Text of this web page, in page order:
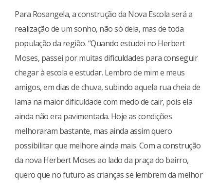
Para Rosangela, a construção da Nova Escola será a
realização de um sonho, não só dela, mas de toda
população da região. “Quando estudei no Herbert
Moses, passei por muitas dificuldades para conseguir
chegar à escola e estudar. Lembro de mim e meus
amigos, em dias de chuva, subindo aquela rua cheia de
lama na maior dificuldade com medo de cair, pois ela
ainda não era pavimentada. Hoje as condições
melhoraram bastante, mas ainda assim quero
possibilitar que melhore ainda mais. Com a construção
da nova Herbert Moses ao lado da praça do bairro,
quero que no futuro as crianças se lembrem da melhor